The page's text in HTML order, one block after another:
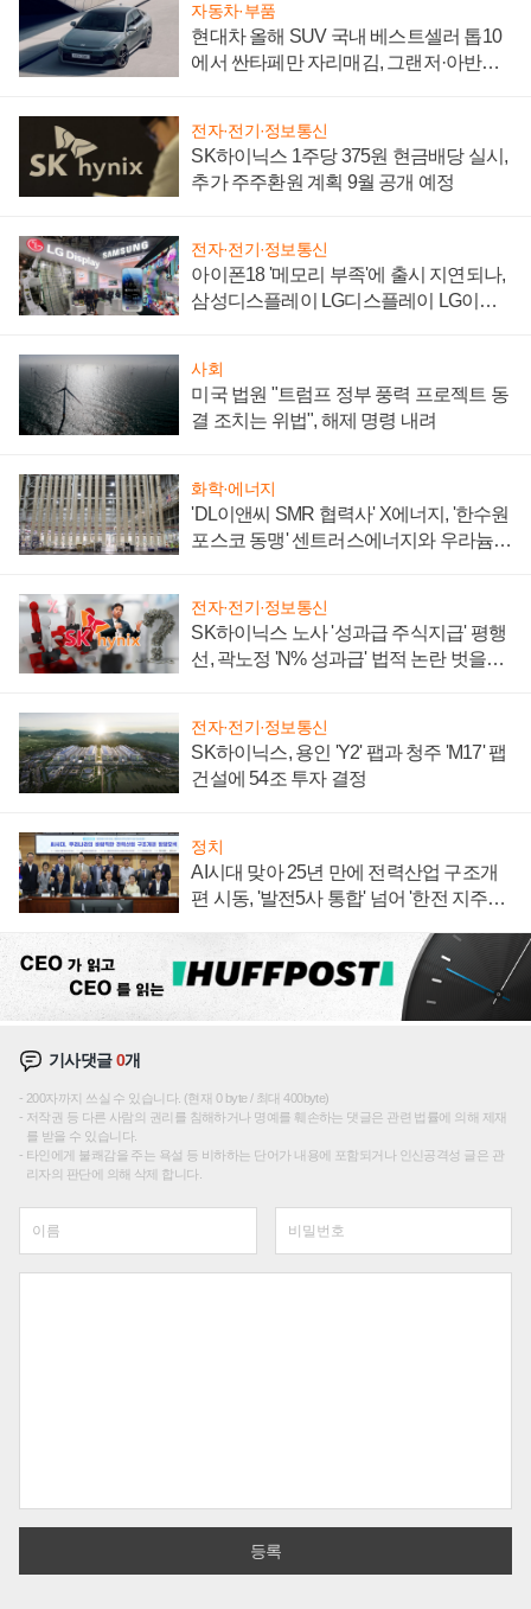
자동차·부품
현대차 올해 SUV 국내 베스트셀러 톱10
에서 싼타페만 자리매김, 그랜저·아반떼
전자·전기·정보통신
SK하이닉스 1주당 375원 현금배당 실시,
추가 주주환원 계획 9월 공개 예정
전자·전기·정보통신
아이폰18 '메모리 부족'에 출시 지연되나,
삼성디스플레이 LG디스플레이 LG이노
사회
미국 법원 "트럼프 정부 풍력 프로젝트 동
결 조치는 위법", 해제 명령 내려
화학·에너지
'DL이앤씨 SMR 협력사' X에너지, '한수원
포스코 동맹' 센트러스에너지와 우라늄
전자·전기·정보통신
SK하이닉스 노사 '성과급 주식지급' 평행
선, 곽노정 'N% 성과급' 법적 논란 벗을지
전자·전기·정보통신
SK하이닉스, 용인 'Y2' 팹과 청주 'M17' 팹
건설에 54조 투자 결정
정치
AI시대 맞아 25년 만에 전력산업 구조개
편 시동, '발전5사 통합' 넘어 '한전 지주사'
기사댓글0개
200자까지 쓰실 수 있습니다. (현재 0 byte / 최대 400byte)
저작권 등 다른 사람의 권리를 침해하거나 명예를 훼손하는 댓글은 관련 법률에 의해 제재
를 받을 수 있습니다.
타인에게 불쾌감을 주는 욕설 등 비하하는 단어가 내용에 포함되거나 인신공격성 글은 관
리자의 판단에 의해 삭제 합니다.